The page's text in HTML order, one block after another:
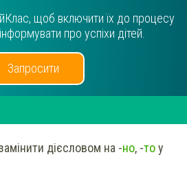
щоб включити їх до процесу
про успіхи дітей.
Запросити
дієсловом на -но, -тоу